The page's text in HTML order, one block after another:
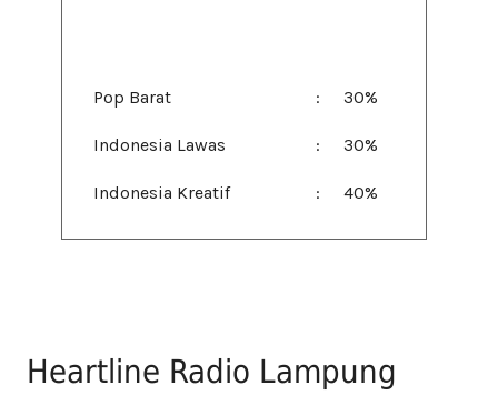
Pop Barat : 30%
Indonesia Lawas : 30%
Indonesia Kreatif : 40%
Heartline Radio Lampung